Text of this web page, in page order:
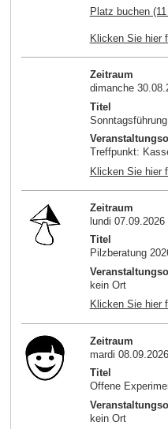
Platz buchen
Klicken Sie hier
Zeitraum
dimanche
Titel
Treffpunkt:
Klicken Sie hier
Zeitraum
lundi
Titel
Pilzberatung
kein Ort
Klicken Sie hier
Zeitraum
mardi
Titel
Offene
kein Ort